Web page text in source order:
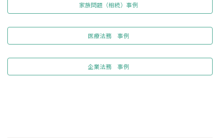
家族問題（相続）事例
医療法務 事例
企業法務 事例